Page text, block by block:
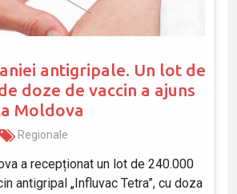
antigripale. Un lot de
doze de vaccin a ajuns
Moldova
Regionale
a recepționat un lot de 240.000
antigripal „Influvac Tetra”, cu doza